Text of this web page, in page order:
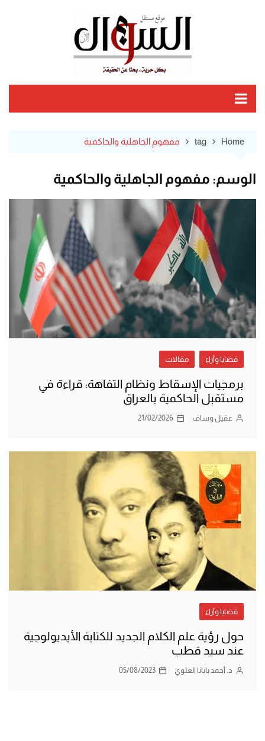
Home
tag مفهوم الجاهلية والحاكمية
الوسم: مفهوم الجاهلية والحاكمية
قضايا وآراء مقالات
برمجيات الإسقاط ونظام التفاهة: قراءة في
مستقبل الحاكمية بالعراق
عقيل وساف 21/02/2026
قضايا وآراء
حول رؤية علم الكلام الجديد للكتابة الأيديولوجية
عند سيد قطب
د. أحمد بابانا العلوي 05/08/2023